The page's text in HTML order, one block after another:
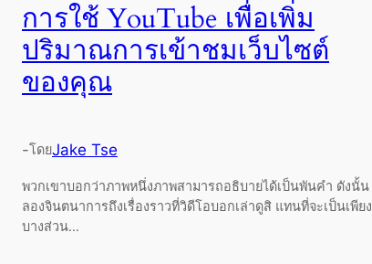
การใช้ YouTube เพื่อเพิ่ม
ปริมาณการเข้าชมเว็บไซต์
ของคุณ
-โดยJake Tse
พวกเขาบอกว่าภาพหนึ่งภาพสามารถอธิบายได้เป็นพันคำ ดังนั้น
ลองจินตนาการถึงเรื่องราวที่วิดีโอบอกเล่าดูสิ แทนที่จะเป็นเพียง
บางส่วน...